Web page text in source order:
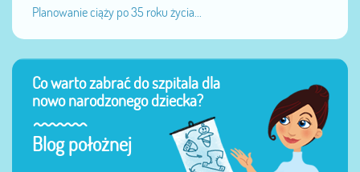
Planowanie ciąży po 35 roku życia...
Co warto zabrać do szpitala dla
nowo narodzonego dziecka?
Blog położnej